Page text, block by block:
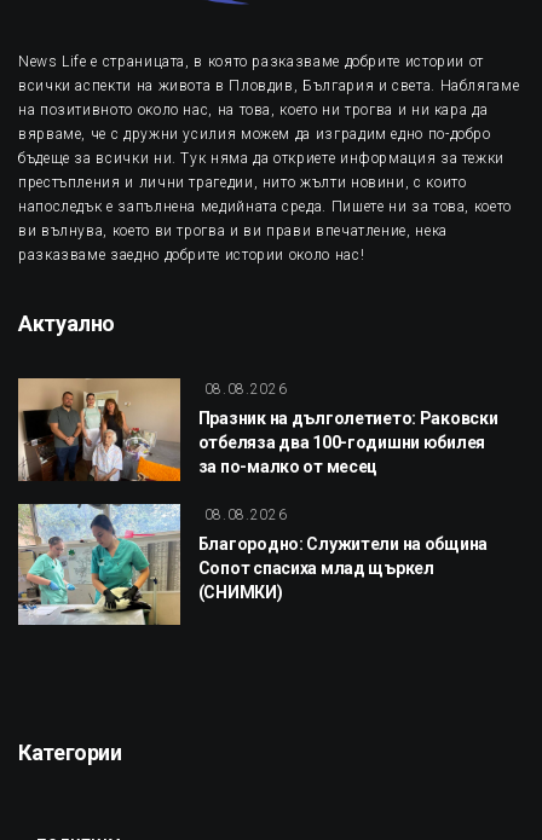
News Life е страницата, в която разказваме добрите истории от
всички аспекти на живота в Пловдив, България и света. Наблягаме
на позитивното около нас, на това, което ни трогва и ни кара да
вярваме, че с дружни усилия можем да изградим едно по-добро
бъдеще за всички ни. Тук няма да откриете информация за тежки
престъпления и лични трагедии, нито жълти новини, с които
напоследък е запълнена медийната среда. Пишете ни за това, което
ви вълнува, което ви трогва и ви прави впечатление, нека
разказваме заедно добрите истории около нас!
Актуално
08.08.2026
Празник на дълголетието: Раковски
отбеляза два 100-годишни юбилея
за по-малко от месец
08.08.2026
Благородно: Служители на община
Сопот спасиха млад щъркел
(СНИМКИ)
Категории